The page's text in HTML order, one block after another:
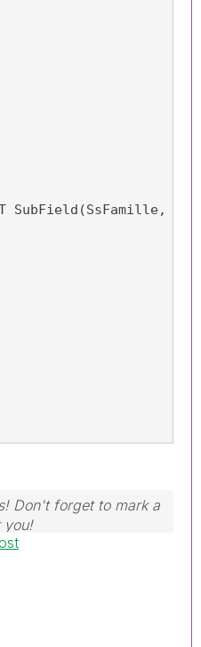
SubField(SsFamille,
Don't forget to mark a
you!